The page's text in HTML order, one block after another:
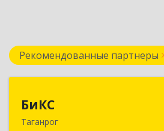
Рекомендованные партнеры
БиКС
Таганрог
347900, Ростовская обл,